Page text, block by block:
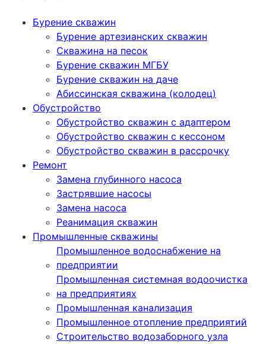
Бурение скважин
Бурение артезианских скважин
Скважина на песок
Бурение скважин МГБУ
Бурение скважин на даче
Абиссинская скважина (колодец)
Обустройство
Обустройство скважин с адаптером
Обустройство скважин с кессоном
Обустройство скважин в рассрочку
Ремонт
Замена глубинного насоса
Застрявшие насосы
Замена насоса
Реанимация скважин
Промышленные скважины
Промышленное водоснабжение на
предприятии
Промышленная системная водоочистка
на предприятиях
Промышленная канализация
Промышленное отопление предприятий
Cтроительство водозаборного узла